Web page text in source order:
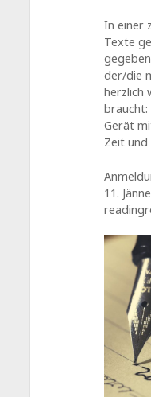
In einer
Texte
der/die
herzlich
Gerät
Zeit und
11.